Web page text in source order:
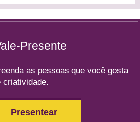
Presente
as pessoas que você gosta
criatividade.
Presentear